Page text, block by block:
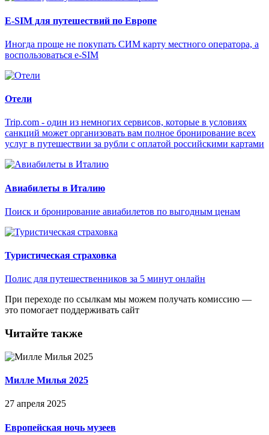
E-SIM для путешествий по Европе
Иногда проще не покупать СИМ карту местного оператора, а
воспользоваться e-SIM
Отели
Trip.com - один из немногих сервисов, которые в условиях
санкций может организовать вам полное бронирование всех
услуг в путешествии за рубли с оплатой российскими картами
Авиабилеты в Италию
Поиск и бронирование авиабилетов по выгодным ценам
Туристическая страховка
Полис для путешественников за 5 минут онлайн
При переходе по ссылкам мы можем получать комиссию —
это помогает поддерживать сайт
Читайте также
Милле Милья 2025
27 апреля 2025
Европейская ночь музеев